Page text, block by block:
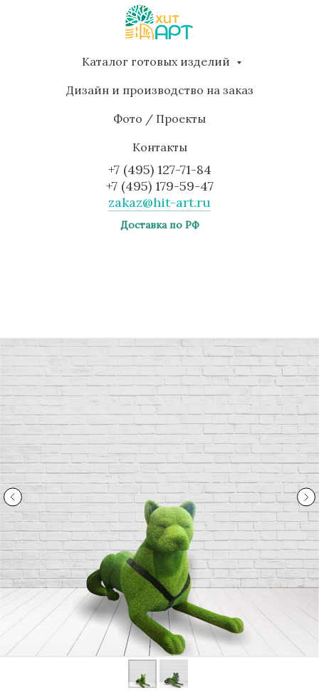
Каталог готовых изделий
Дизайн и производство на заказ
Фото / Проекты
Контакты
+7 (495) 127-71-84
+7 (495) 179-59-47
zakaz@hit-art.ru
Доставка по РФ